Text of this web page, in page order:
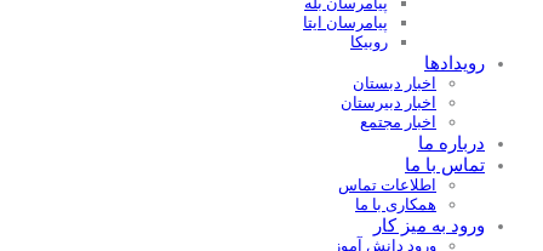
پیامرسان ایتا
روبیکا
رویدادها
اخبار دبستان
اخبار دبیرستان
اخبار مجتمع
درباره ما
تماس با ما
اطلاعات تماس
همکاری با ما
ورود به میز کار
ورود دانش آموز